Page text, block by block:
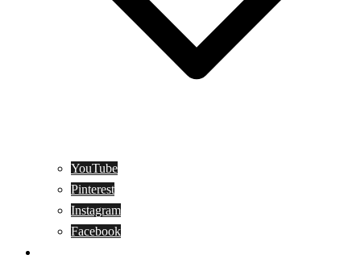
YouTube
Pinterest
Instagram
Facebook